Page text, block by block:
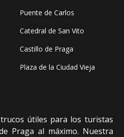
Puente de Carlos
Catedral de San Vito
Castillo de Praga
Plaza de la Ciudad Vieja
útiles para los turistas
Praga al máximo. Nuestra